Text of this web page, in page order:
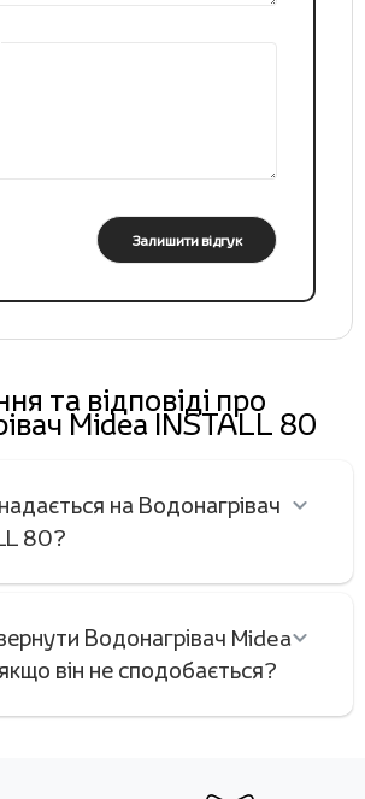
Залишити відгук
та відповіді про
Midea INSTALL 80
на Водонагрівач
80?
Водонагрівач Midea
він не сподобається?